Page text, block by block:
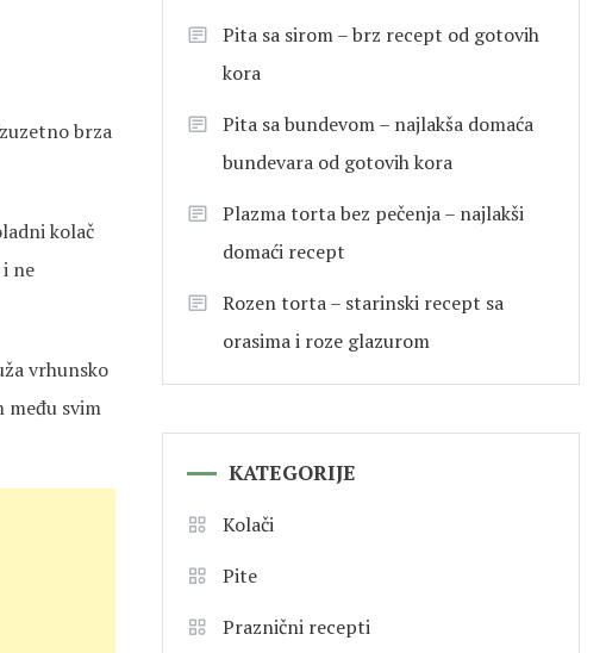
brza
kolač
ne
vrhunsko
među svim
Pita sa sirom – brz recept od gotovih
kora
Pita sa bundevom – najlakša domaća
bundevara od gotovih kora
Plazma torta bez pečenja – najlakši
domaći recept
Rozen torta – starinski recept sa
orasima i roze glazurom
KATEGORIJE
Kolači
Pite
Praznični recepti